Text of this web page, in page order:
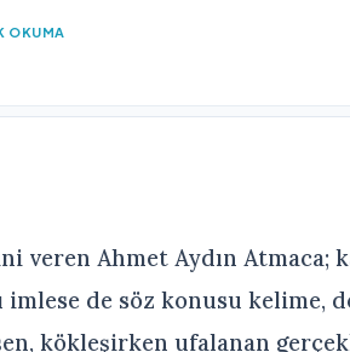
OKUMA
veren Ahmet Aydın Atmaca;
de söz konusu kelime,
kökleşirken ufalanan